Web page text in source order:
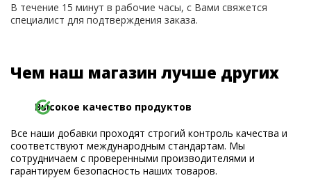
В течение 15 минут в рабочие часы, с Вами свяжется
специалист для подтверждения заказа.
Чем наш магазин лучше других
Высокое качество продуктов
Все наши добавки проходят строгий контроль качества и
соответствуют международным стандартам. Мы
сотрудничаем с проверенными производителями и
гарантируем безопасность наших товаров.